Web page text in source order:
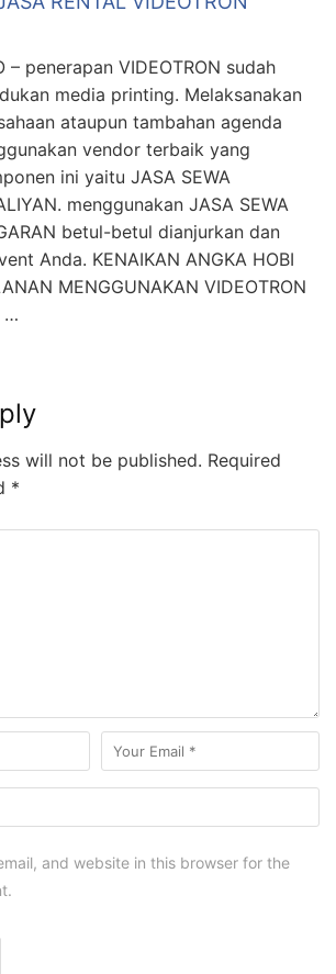
– penerapan VIDEOTRON sudah
media printing. Melaksanakan
ataupun tambahan agenda
vendor terbaik yang
ini yaitu JASA SEWA
menggunakan JASA SEWA
betul-betul dianjurkan dan
Anda. KENAIKAN ANGKA HOBI
MENGGUNAKAN VIDEOTRON
…
will not be published. Required
*
and website in this browser for the